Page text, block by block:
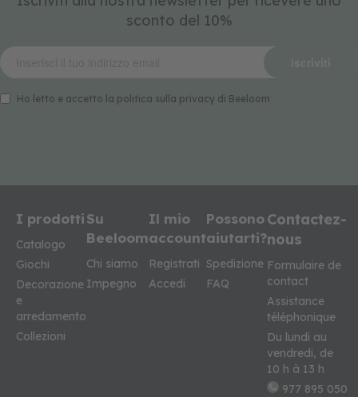
sconto del 10%
Ho letto e accetto la politica sulla privacy di Beeloom
I prodotti
Catalogo
Giochi
Decorazione
e
arredamento
Collezioni
Su
Beeloom
Chi siamo
Impegno
Il mio
account
Registrati
Accedi
Possono
aiutarti?
Spedizione
FAQ
Contactez-
nous
Formulaire de
contact
Assistance
téléphonique
Du lundi au
vendredi, de
10 h à 13 h
977 895 050